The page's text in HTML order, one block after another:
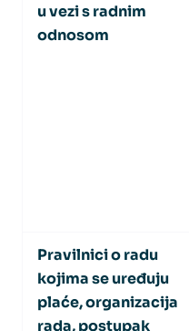
u vezi s radnim
odnosom
Pravilnici o radu
kojima se uređuju
plaće, organizacija
rada, postupak